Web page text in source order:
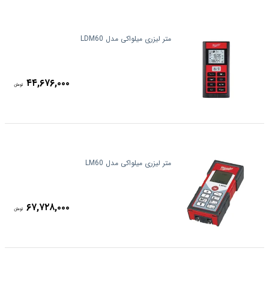
متر لیزری میلواکی مدل LDM60
۴۴,۶۷۶,۰۰۰ تومان
متر لیزری میلواکی مدل LM60
۶۷,۷۲۸,۰۰۰ تومان